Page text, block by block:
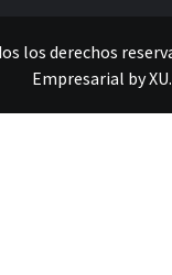
los derechos
Empresarial byXU.